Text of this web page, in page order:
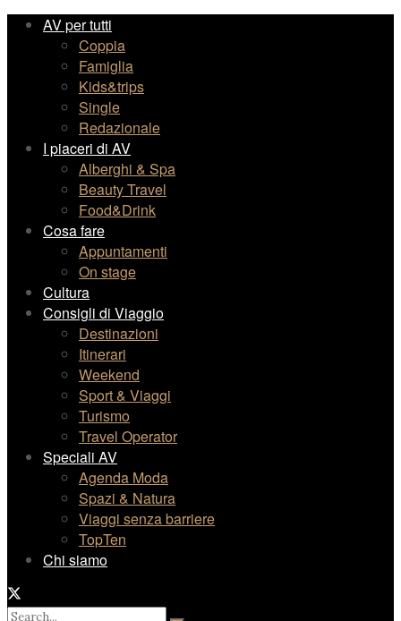
AV per tutti
Coppia
Famiglia
Kids&trips
Single
Redazionale
I piaceri di AV
Alberghi & Spa
Beauty Travel
Food&Drink
Cosa fare
Appuntamenti
On stage
Cultura
Consigli di Viaggio
Destinazioni
Itinerari
Weekend
Sport & Viaggi
Turismo
Travel Operator
Speciali AV
Agenda Moda
Spazi & Natura
Viaggi senza barriere
TopTen
Chi siamo